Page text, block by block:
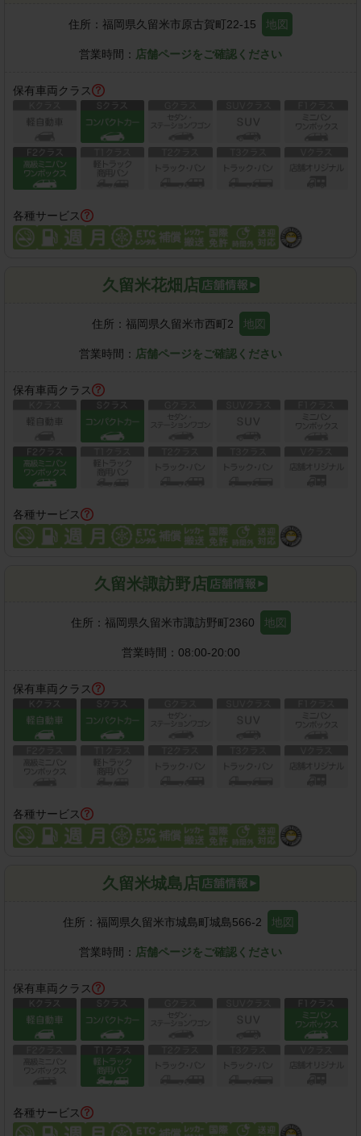
住所： 福岡県久留米市原古賀町22-15 地図
営業時間： 店舗ページをご確認ください
保有車両クラス
各種サービス
久留米花畑店
住所： 福岡県久留米市西町2 地図
営業時間： 店舗ページをご確認ください
保有車両クラス
各種サービス
久留米諏訪野店
住所： 福岡県久留米市諏訪野町2360 地図
営業時間： 08:00-20:00
保有車両クラス
各種サービス
久留米城島店
住所： 福岡県久留米市城島町城島566-2 地図
営業時間： 店舗ページをご確認ください
保有車両クラス
各種サービス